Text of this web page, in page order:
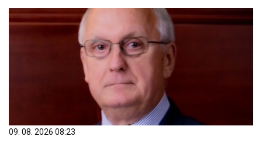
09. 08. 2026 08:23